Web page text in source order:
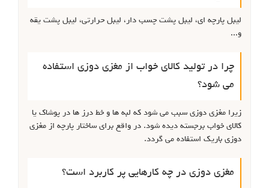
لیبل پارچه ای، لیبل پشت چسب دار، لیبل حرارتی، لیبل پشت یقه
و...
چرا در تولید کالای خواب از مغزی دوزی استفاده
می شود؟
زیرا مغزی دوزی سبب می شود که لبه ها و خط درز ها در پوشاک یا
کالای خواب برجسته دیده شود. در واقع برای ساختار پارچه از مغزی
دوزی باریک استفاده می گردد.
مغزی دوزی در چه کارهایی پر کاربرد است؟